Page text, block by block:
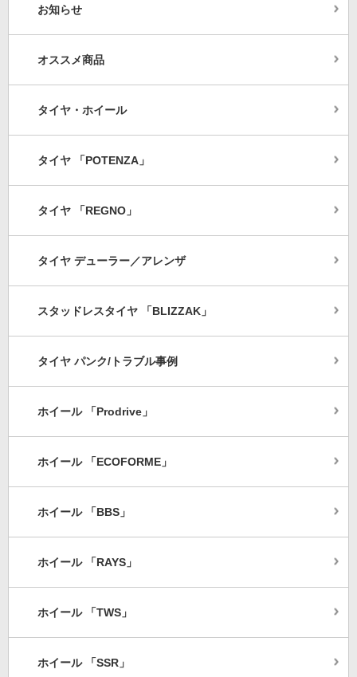
お知らせ
オススメ商品
タイヤ・ホイール
タイヤ 「POTENZA」
タイヤ 「REGNO」
タイヤ デューラー／アレンザ
スタッドレスタイヤ 「BLIZZAK」
タイヤ パンク/トラブル事例
ホイール 「Prodrive」
ホイール 「ECOFORME」
ホイール 「BBS」
ホイール 「RAYS」
ホイール 「TWS」
ホイール 「SSR」